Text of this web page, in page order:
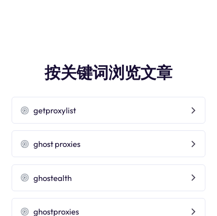
按关键词浏览文章
getproxylist
ghost proxies
ghostealth
ghostproxies